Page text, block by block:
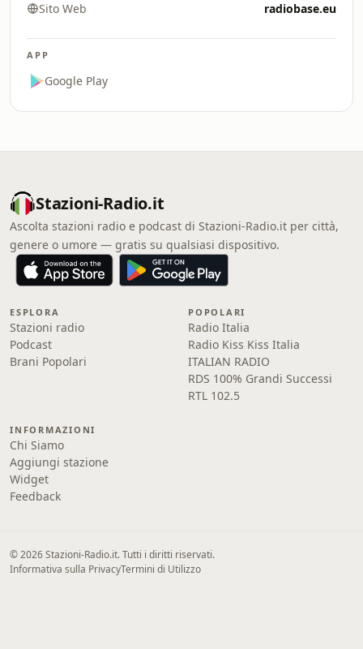
Sito Web radiobase.eu
APP
Google Play
Stazioni-Radio.it
Ascolta stazioni radio e podcast di Stazioni-Radio.it per città,
genere o umore — gratis su qualsiasi dispositivo.
ESPLORA
Stazioni radio
Podcast
Brani Popolari
POPOLARI
Radio Italia
Radio Kiss Kiss Italia
ITALIAN RADIO
RDS 100% Grandi Successi
RTL 102.5
INFORMAZIONI
Chi Siamo
Aggiungi stazione
Widget
Feedback
© 2026 Stazioni-Radio.it. Tutti i diritti riservati.
Informativa sulla PrivacyTermini di Utilizzo